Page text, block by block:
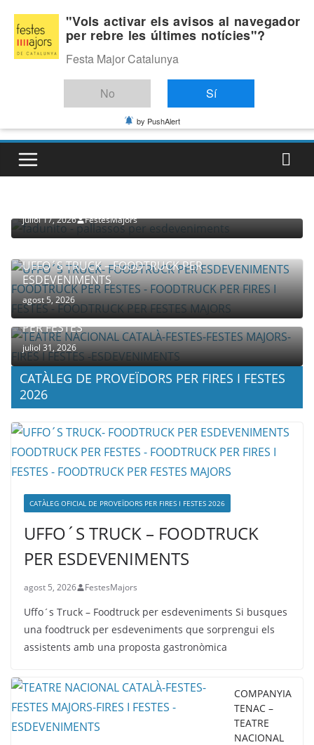
content
Divendres, agost 7, 2026
Última:
juliol 17, 2026 FestesMajors
UFFO´S TRUCK – FOODTRUCK PER
ESDEVENIMENTS
agost 5, 2026
COMPANYIA TENAC – TEATRE NACIONAL CATALÀ
PER FESTES
juliol 31, 2026
CATÀLEG DE PROVEÏDORS PER FIRES I FESTES
2026
CATÀLEG OFICIAL DE PROVEÏDORS PER FIRES I FESTES 2026
UFFO´S TRUCK – FOODTRUCK
PER ESDEVENIMENTS
agost 5, 2026 FestesMajors
Uffo´s Truck – Foodtruck per esdeveniments Si busques
una foodtruck per esdeveniments que sorprengui els
assistents amb una proposta gastronòmica
COMPANYIA
TENAC –
TEATRE
NACIONAL
"Vols activar els avisos al navegador
per rebre les últimes notícies"?
Festa Major Catalunya
No Sí
by PushAlert